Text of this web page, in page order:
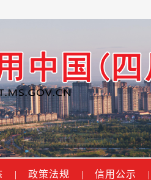
| 政策法规 | 信用公示 |